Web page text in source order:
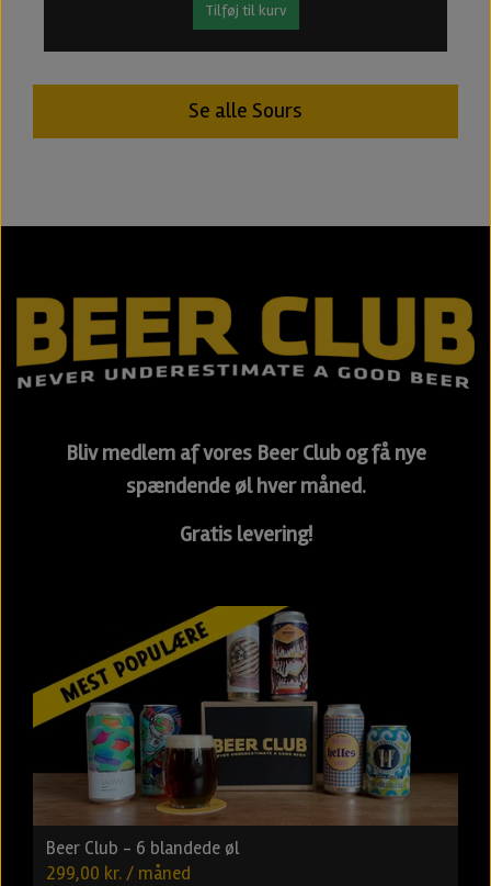
Tilføj til kurv
Se alle Sours
Bliv medlem af vores Beer Club og få nye
spændende øl hver måned.
Gratis levering!
Beer Club - 6 blandede øl
299,00 kr. / måned